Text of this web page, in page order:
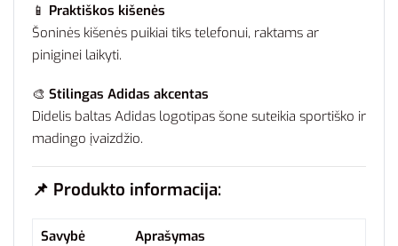
📱 Praktiškos kišenės
Šoninės kišenės puikiai tiks telefonui, raktams ar
piniginei laikyti.
🎨 Stilingas Adidas akcentas
Didelis baltas Adidas logotipas šone suteikia sportiško ir
madingo įvaizdžio.
📌 Produkto informacija:
Savybė
Aprašymas